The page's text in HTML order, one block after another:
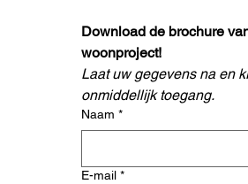
Download de brochure
woonproject!
Laat uw gegevens na en
onmiddellijk toegang.
Naam *
E-mail *